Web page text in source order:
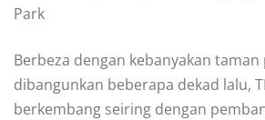
Park
Berbeza dengan kebanyakan
dibangunkan beberapa dekad lalu,
berkembang seiring dengan